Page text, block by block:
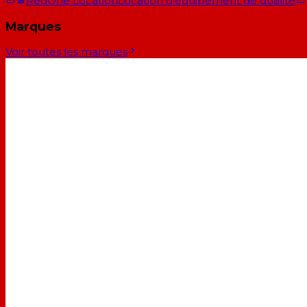
Marques
Voir toutes les marques